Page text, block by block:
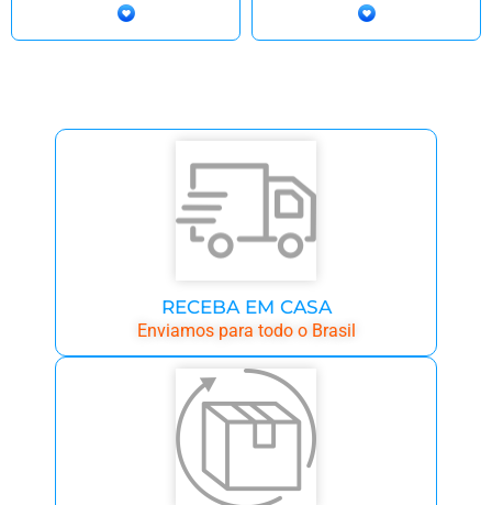
RECEBA EM CASA
Enviamos para todo o Brasil